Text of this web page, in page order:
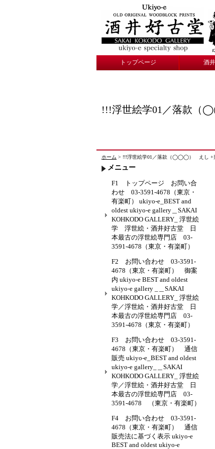
トップページ 酒
!!!浮世絵学01／落款（
ホーム > !!!浮世絵学01／落款（◯◯◯） えし +判
メニュー
F1 トップページ お問い合
わせ 03-3591-4678（東京・
有楽町） ukiyo-e_BEST and
oldest ukiyo-e gallery＿SAKAI
KOHKODO GALLERY_ 浮世絵
学 浮世絵・酒井好古堂 日
本最古の浮世絵専門店 03-
3591-4678（東京・有楽町）
F2 お問い合わせ 03-3591-
4678（東京・有楽町） 御案
内 ukiyo-e BEST and oldest
ukiyo-e gallery _＿SAKAI
KOHKODO GALLERY_ 浮世絵
学／浮世絵・酒井好古堂 日
本最古の浮世絵専門店 03-
3591-4678（東京・有楽町）
F3 お問い合わせ 03-3591-
4678（東京・有楽町） 通信
販売 ukiyo-e_BEST and oldest
ukiyo-e gallery_＿SAKAI
KOHKODO GALLERY_ 浮世絵
学／浮世絵・酒井好古堂 日
本最古の浮世絵専門店 03-
3591-4678 （東京・有楽町）
F4 お問い合わせ 03-3591-
4678（東京・有楽町） 通信
販売法に基づく表示 ukiyo-e
BEST and oldest ukiyo-e